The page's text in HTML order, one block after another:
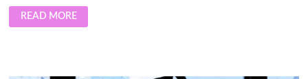
ESTOS
SON
LOS
READ MORE